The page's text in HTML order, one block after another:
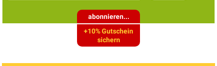
abonnieren...
+10% Gutschein
sichern